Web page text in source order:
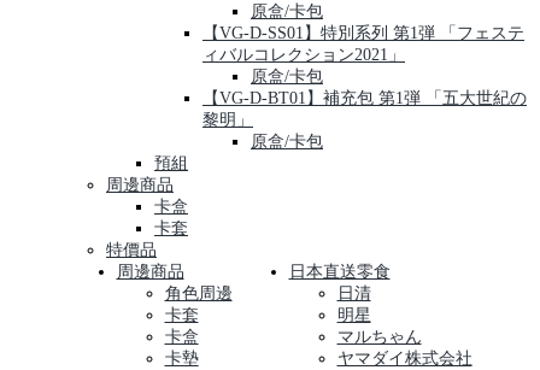
原盒/卡包
【VG-D-SS01】特別系列 第1弾 「フェステ
ィバルコレクション2021」
原盒/卡包
【VG-D-BT01】補充包 第1弾 「五大世紀の
黎明」
原盒/卡包
預組
周邊商品
卡盒
卡套
特價品
周邊商品
角色周邊
卡套
卡盒
卡墊
日本直送零食
日清
明星
マルちゃん
ヤマダイ株式会社